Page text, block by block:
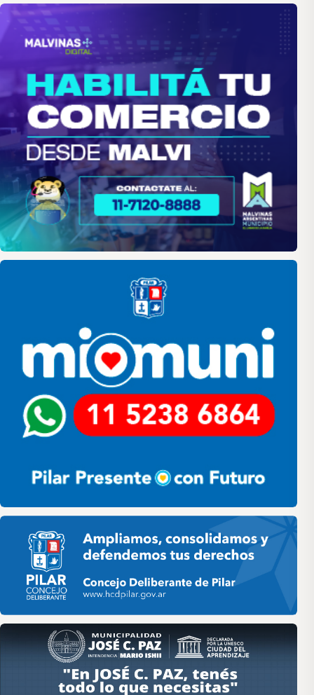
Pilar
Pilar HCD